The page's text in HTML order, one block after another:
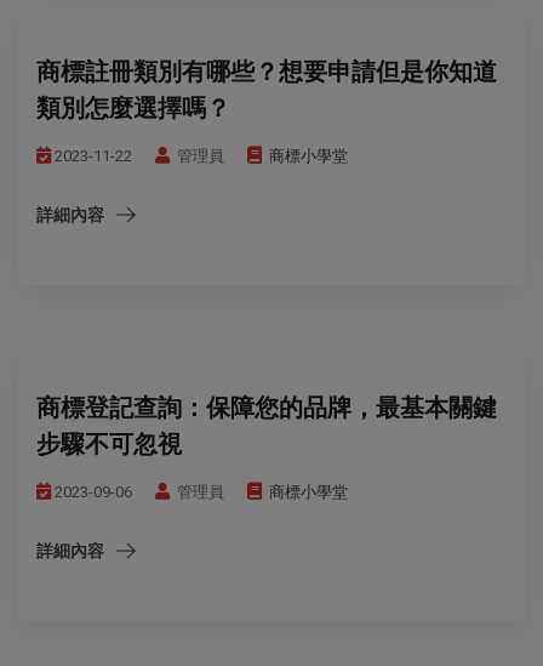
商標註冊類別有哪些？想要申請但是你知道
類別怎麼選擇嗎？
2023-11-22 管理員 商標小學堂
詳細內容
商標登記查詢：保障您的品牌，最基本關鍵
步驟不可忽視
2023-09-06 管理員 商標小學堂
詳細內容